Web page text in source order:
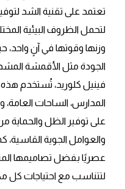
تعتمد على تقنية الشد
لتحمل الظروف البيئية
وزنها وقوتها في آنٍ واحد،
الجودة مثل الأقمشة
فينيل كلوريد، تُستخدم
المدارس، الساحات العامة،
على توفير الظل
والعوامل الجوية القاسية،
عصريًا بفضل تصاميمها
لتتناسب مع احتياجات كل